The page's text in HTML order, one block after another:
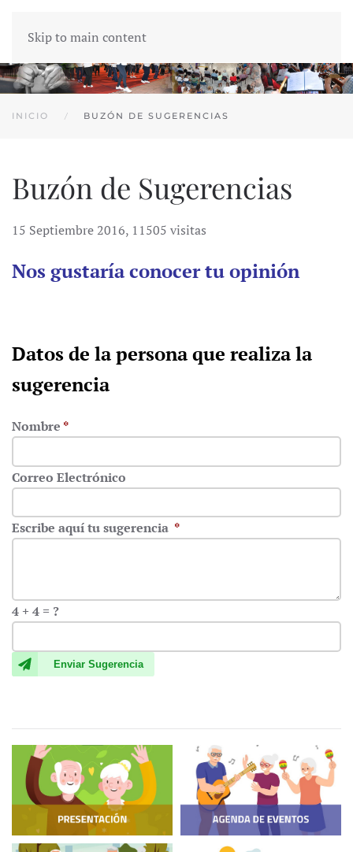
Skip to main content
INICIO BUZÓN DE SUGERENCIAS
Buzón de Sugerencias
15 Septiembre 2016, 11505 visitas
Nos gustaría conocer tu opinión
Datos de la persona que realiza la
sugerencia
Nombre *
Correo Electrónico
Escribe aquí tu sugerencia *
4 + 4 = ?
Enviar Sugerencia